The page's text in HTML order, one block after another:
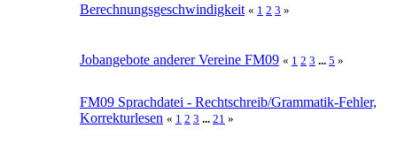
Berechnungsgeschwindigkeit « 1 2 3 »
Jobangebote anderer Vereine FM09 « 1 2 3 ... 5 »
FM09 Sprachdatei - Rechtschreib/Grammatik-Fehler,
Korrekturlesen « 1 2 3 ... 21 »